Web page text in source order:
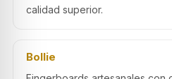
calidad superior.
Bollie